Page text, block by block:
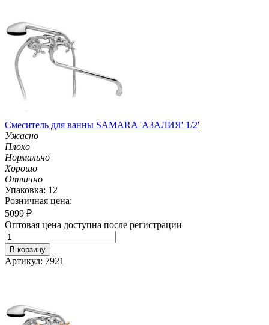
Смеситель для ванны SAMARA 'АЗАЛИЯ' 1/2'
Ужасно
Плохо
Нормально
Хорошо
Отлично
Упаковка: 12
Розничная цена:
5099 ₽
Оптовая цена доступна после регистрации
В корзину
Артикул: 7921